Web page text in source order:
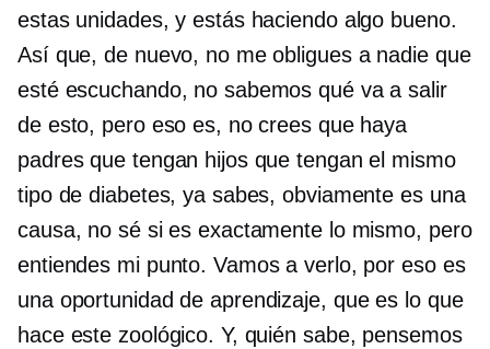
estas unidades, y estás haciendo algo bueno.
Así que, de nuevo, no me obligues a nadie que
esté escuchando, no sabemos qué va a salir
de esto, pero eso es, no crees que haya
padres que tengan hijos que tengan el mismo
tipo de diabetes, ya sabes, obviamente es una
causa, no sé si es exactamente lo mismo, pero
entiendes mi punto. Vamos a verlo, por eso es
una oportunidad de aprendizaje, que es lo que
hace este zoológico. Y, quién sabe, pensemos